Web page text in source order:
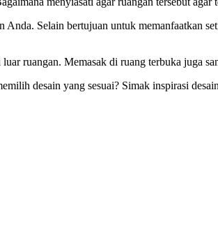
Selain bertujuan untuk memanfaatkan
ruangan. Memasak di ruang terbuka juga
desain yang sesuai? Simak inspirasi